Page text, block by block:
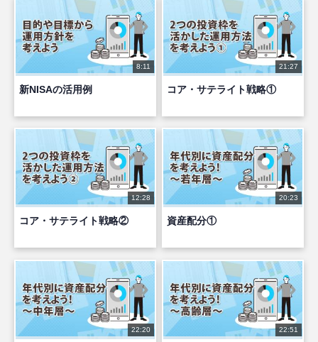
8:11
新NISAの活用例
21:27
コア・サテライト戦略①
12:28
コア・サテライト戦略②
20:23
資産配分①
22:20 22:51